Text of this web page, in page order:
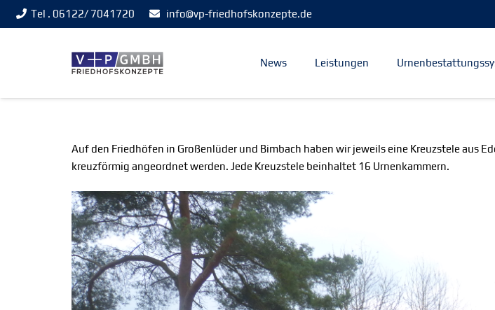
Tel . 06122/ 7041720 info@vp-friedhofskonzepte.de
News Leistungen
Auf den Friedhöfen in Großenlüder und Bimbach haben wir jeweils eine Kreuzstele aus
kreuzförmig angeordnet werden. Jede Kreuzstele beinhaltet 16 Urnenkammern.